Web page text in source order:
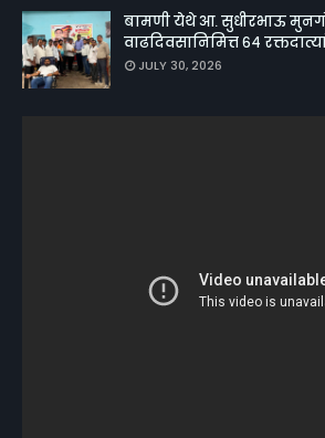
बामणी येथे आ. सुधीरभाऊ
वाढदिवसानिमित्त ६४
JULY 30, 2026